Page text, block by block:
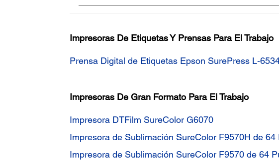
Impresoras De Etiquetas Y Prensas Para El Trabajo
Prensa Digital de Etiquetas Epson SurePress L-
Impresoras De Gran Formato Para El Trabajo
Impresora DTFilm SureColor G6070
Impresora de Sublimación SureColor F9570H de 64
Impresora de Sublimación SureColor F9570 de 64